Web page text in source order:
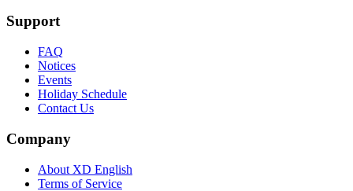
Support
FAQ
Notices
Events
Holiday Schedule
Contact Us
Company
About XD English
Terms of Service